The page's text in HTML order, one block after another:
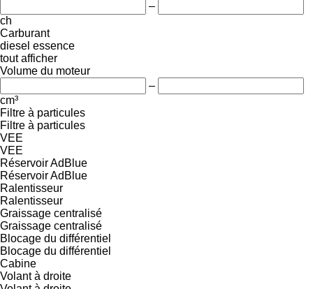
–
ch
Carburant
diesel essence
tout afficher
Volume du moteur
–
cm³
Filtre à particules
Filtre à particules
VEE
VEE
Réservoir AdBlue
Réservoir AdBlue
Ralentisseur
Ralentisseur
Graissage centralisé
Graissage centralisé
Blocage du différentiel
Blocage du différentiel
Cabine
Volant à droite